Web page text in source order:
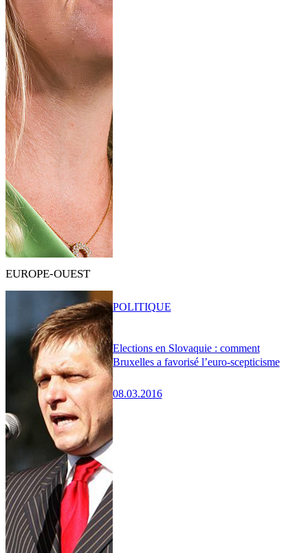
EUROPE-OUEST
Elections en Slovaquie : comment
Bruxelles a favorisé l’euro-scepticisme
08.03.2016
POLITIQUE